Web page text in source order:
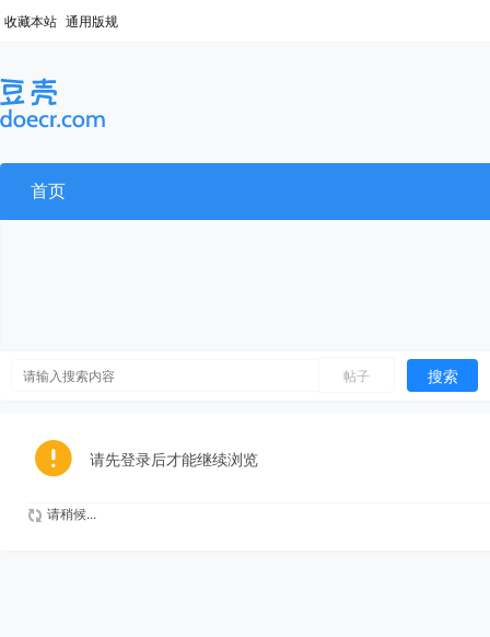
收藏本站 通用版规
首页
帖子 搜索
请先登录后才能继续浏览
请稍候...